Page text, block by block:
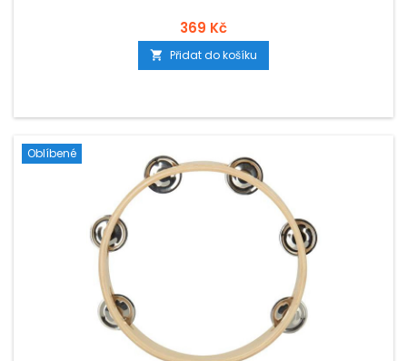
369 Kč
 Přidat do košíku
Oblíbené